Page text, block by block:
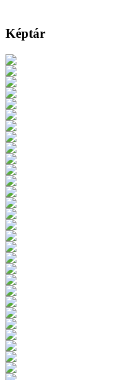
Képtár